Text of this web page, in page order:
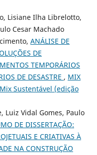
Lisiane Ilha Librelotto,
Cesar Machado
ANÁLISE DE
DE
TEMPORÁRIOS
DE DESASTRE , MIX
Sustentável (edição
Luiz Vidal Gomes, Paulo
DE DISSERTAÇÃO:
E CRIATIVAS À
NA CONSTRUÇÃO